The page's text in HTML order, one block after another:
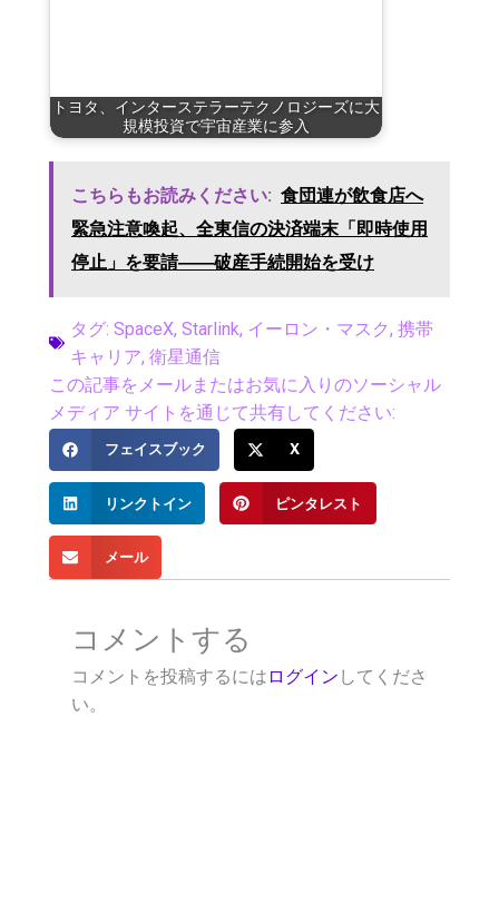
トヨタ、インターステラーテクノロジーズに大
規模投資で宇宙産業に参入
こちらもお読みください: 食団連が飲食店へ
緊急注意喚起、全東信の決済端末「即時使用
停止」を要請――破産手続開始を受け
タグ: SpaceX, Starlink, イーロン・マスク, 携帯
キャリア, 衛星通信
この記事をメールまたはお気に入りのソーシャル
メディア サイトを通じて共有してください:
フェイスブック X
リンクトイン ピンタレスト
メール
コメントする
コメントを投稿するには ログイン してくださ
い。